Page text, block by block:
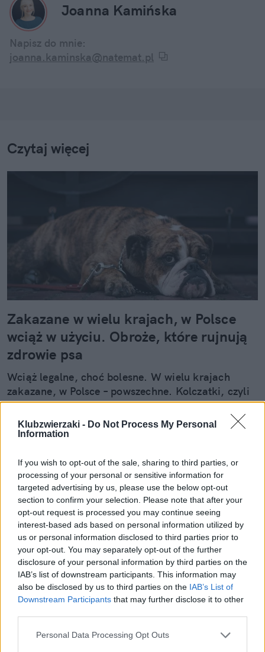
Klubzwierzaki - Do Not Process My Personal
Information
If you wish to opt-out of the sale, sharing to third parties, or
processing of your personal or sensitive information for
targeted advertising by us, please use the below opt-out
section to confirm your selection. Please note that after your
opt-out request is processed you may continue seeing
interest-based ads based on personal information utilized by
us or personal information disclosed to third parties prior to
your opt-out. You may separately opt-out of the further
disclosure of your personal information by third parties on the
IAB’s list of downstream participants. This information may
also be disclosed by us to third parties on the IAB’s List of
Downstream Participants that may further disclose it to other
Personal Data Processing Opt Outs
Joanna Kamińska
Napisz do mnie:
joanna.kaminska@natemat.pl
Czytaj więcej
Zakazane w wielu krajach, w Polsce
wciąż w użyciu. Obroże, które rujnują
zdrowie psa
Wciąż legalne, choć bolesne. W wielu krajach
zakazane, w Polsce – powszechne. Kolczatki, czyli
tzw. obroże treningowe z metalowymi kolcami,
mają wymuszać posłuszeństwo poprzez ból. Czy
naprawdę tego potrzebują nasze psy?
Czytaj całość
REKLAMA